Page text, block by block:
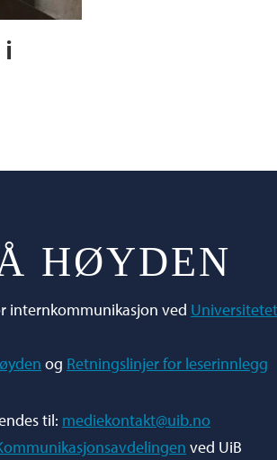
internkommunikasjon ved
og Retningslinjer for leserinnlegg
til: mediekontakt@uib.no
ved UiB